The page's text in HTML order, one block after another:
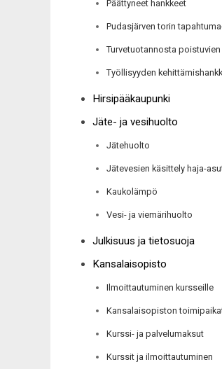
Päättyneet hankkeet
Pudasjärven torin
Turvetuotannosta
Työllisyyden
Hirsipääkaupunki
Jäte- ja vesihuolto
Jätehuolto
Jätevesien käsittely haja-
Kaukolämpö
Vesi- ja viemärihuolto
Julkisuus ja tietosuoja
Kansalaisopisto
Ilmoittautuminen kursseille
Kansalaisopiston
Kurssi- ja palvelumaksut
Kurssit ja ilmoittautuminen